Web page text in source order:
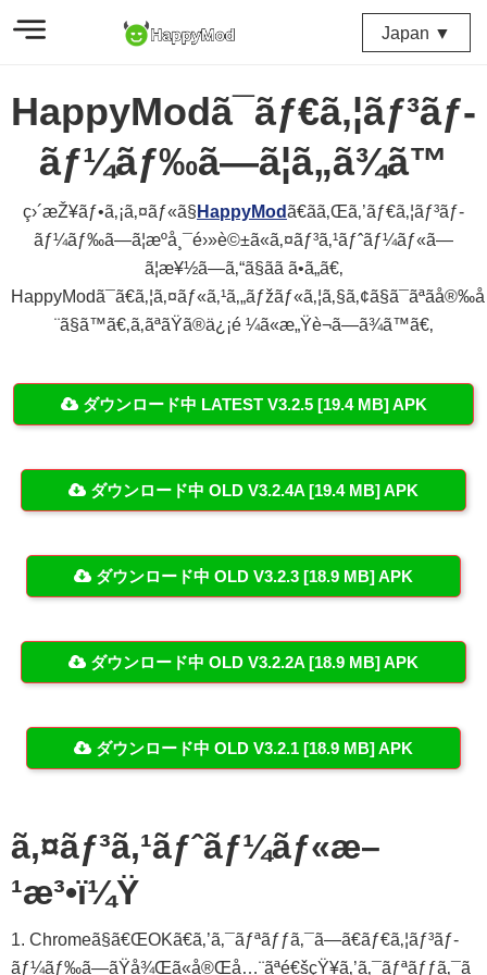
Japan ▼
HappyModã¯ãƒ€ã‚¦ãƒ³ãƒ­
ãƒ¼ãƒ‰ã—ã¦ã„ã¾ã™
ç›´æŽ¥ãƒ•ã‚¡ã‚¤ãƒ«ã§ HappyModã€ãã‚Œã‚’ãƒ€ã‚¦ãƒ³ãƒ­
ãƒ¼ãƒ‰ã—ã¦æºå¸¯é›»è©±ã«ã‚¤ãƒ³ã‚¹ãƒˆãƒ¼ãƒ«ã—
ã¦æ¥½ã—ã‚“ã§ãã ã•ã„ã€‚
¨ã§ã™ã€‚ã‚ãªãŸã®ä¿¡é ¼ã«æ„Ÿè¬ã—ã¾ã™ã€‚
ダウンロード中 LATEST V3.2.5 [19.4 MB] APK
ダウンロード中 OLD V3.2.4A [19.4 MB] APK
ダウンロード中 OLD V3.2.3 [18.9 MB] APK
ダウンロード中 OLD V3.2.2A [18.9 MB] APK
ダウンロード中 OLD V3.2.1 [18.9 MB] APK
ã‚¤ãƒ³ã‚¹ãƒˆãƒ¼ãƒ«æ–
¹æ³•ï¼Ÿ
1. Chromeã§ã€ŒOKã€ã‚’ã‚¯ãƒªãƒƒã‚¯ã—ã€ãƒ€ã‚¦ãƒ³ãƒ­
ãƒ¼ãƒ‰ã—ãŸå¾Œã«å®Œå…¨ãªé€šçŸ¥ã‚’ã‚¯ãƒªãƒƒã‚¯ã